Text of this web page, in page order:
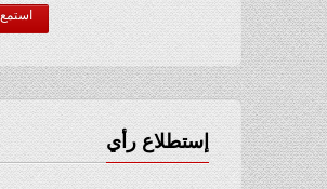
إستطلاع رأي